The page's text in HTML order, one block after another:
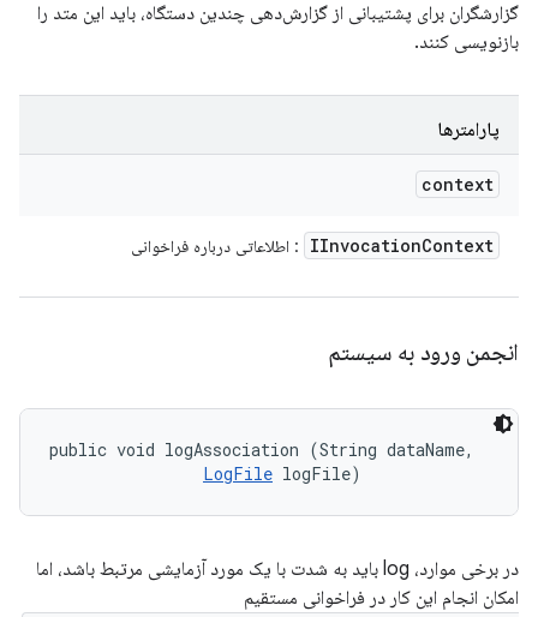
گزارشگران برای پشتیبانی از گزارش‌دهی چندین دستگاه، باید این متد را
بازنویسی کنند.
پارامترها
context
IInvocationContext : اطلاعاتی درباره فراخوانی
انجمن ورود به سیستم
public void logAssociation (String dataName,
LogFile logFile)
در برخی موارد، log باید به شدت با یک مورد آزمایشی مرتبط باشد، اما
امکان انجام این کار در فراخوانی مستقیم